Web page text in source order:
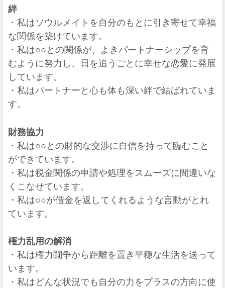
絆
・私はソウルメイトを自分のもとに引き寄せて幸福
な関係を築けています。
・私は○○との関係が、よきパートナーシップを育
むように努力し、日を追うごとに幸せな恋愛に発展
しています。
・私はパートナーと心も体も深い絆で結ばれていま
す。
財務協力
・私は○○との財的な交渉に自信を持って臨むこと
ができています。
・私は税金関係の申請や処理をスムーズに間違いな
くこなせています。
・私は○○が借金を返してくれるような言動がとれ
ています。
権力乱用の解消
・私は権力闘争から距離を置き平穏な生活を送って
います。
・私はどんな状況でも自分の力をプラスの方向に使